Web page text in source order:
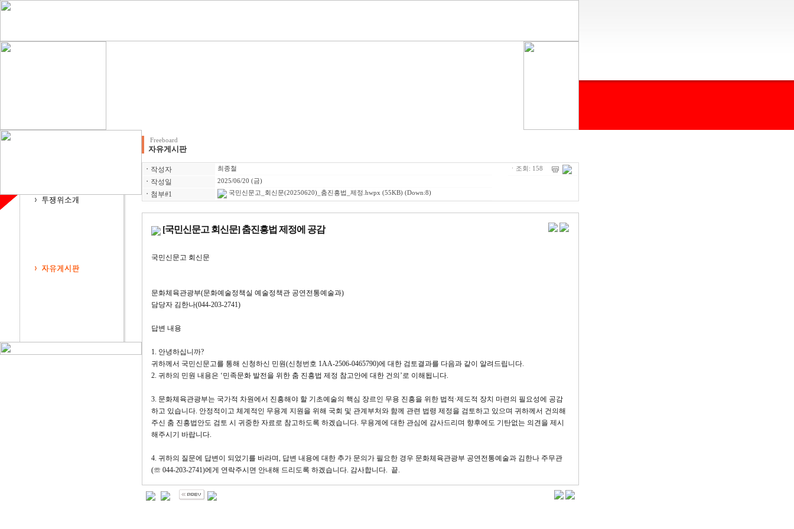
Freeboard
자유게시판
ㆍ 작성자 최종철
ㆍ 작성일 2025/06/20 (금)
ㆍ 첨부#1 국민신문고_회신문(20250620)_춤진흥법_제정.hwpx (55KB) (Down:8)
ㆍ조회: 158
[국민신문고 회신문] 춤진흥법 제정에 공감
국민신문고 회신문
문화체육관광부(문화예술정책실 예술정책관 공연전통예술과)
담당자 김한나(044-203-2741)
답변 내용
1. 안녕하십니까?
귀하께서 국민신문고를 통해 신청하신 민원(신청번호 1AA-2506-0465790)에 대한 검토결과를 다음과 같이 알려드립니다.
2. 귀하의 민원 내용은 ‘민족문화 발전을 위한 춤 진흥법 제정 참고안에 대한 건의’로 이해됩니다.
3. 문화체육관광부는 국가적 차원에서 진흥해야 할 기초예술의 핵심 장르인 무용 진흥을 위한 법적·제도적 장치 마련의 필요성에 공감
하고 있습니다. 안정적이고 체계적인 무용계 지원을 위해 국회 및 관계부처와 함께 관련 법령 제정을 검토하고 있으며 귀하께서 건의해
주신 춤 진흥법안도 검토 시 귀중한 자료로 참고하도록 하겠습니다. 무용계에 대한 관심에 감사드리며 향후에도 기탄없는 의견을 제시
해주시기 바랍니다.
4. 귀하의 질문에 답변이 되었기를 바라며, 답변 내용에 대한 추가 문의가 필요한 경우 문화체육관광부 공연전통예술과 김한나 주무관
(☏ 044-203-2741)에게 연락주시면 안내해 드리도록 하겠습니다. 감사합니다. 끝.